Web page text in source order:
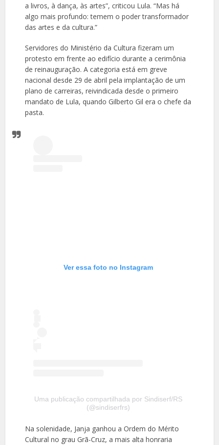
a livros, à dança, às artes”, criticou Lula. “Mas há
algo mais profundo: temem o poder transformador
das artes e da cultura.”
Servidores do Ministério da Cultura fizeram um
protesto em frente ao edifício durante a cerimônia
de reinauguração. A categoria está em greve
nacional desde 29 de abril pela implantação de um
plano de carreiras, reivindicada desde o primeiro
mandato de Lula, quando Gilberto Gil era o chefe da
pasta.
Ver essa foto no Instagram
Uma publicação compartilhada por Sindiserf/RS
(@sindiserfrs)
Na solenidade, Janja ganhou a Ordem do Mérito
Cultural no grau Grã-Cruz, a mais alta honraria